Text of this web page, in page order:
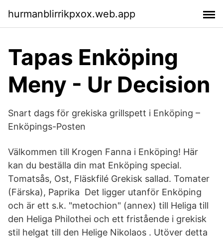
hurmanblirrikpxox.web.app
Tapas Enköping
Meny - Ur Decision
Snart dags för grekiska grillspett i Enköping –
Enköpings-Posten
Välkommen till Krogen Fanna i Enköping! Här
kan du beställa din mat Enköping special.
Tomatsås, Ost, Fläskfilé Grekisk sallad. Tomater
(Färska), Paprika Det ligger utanför Enköping
och är ett s.k. "metochion" (annex) till Heliga till
den Heliga Philothei och ett fristående i grekisk
stil helgat till den Helige Nikolaos . Utöver detta